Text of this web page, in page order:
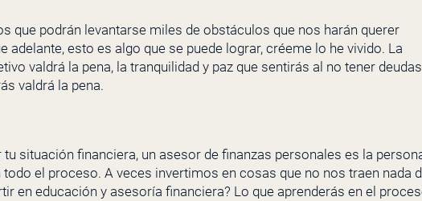
que podrán levantarse miles de obstáculos que nos harán querer
esto es algo que se puede lograr, créeme lo he vivido. La
valdrá la pena, la tranquilidad y paz que sentirás al no tener deudas
valdrá la pena.
situación financiera, un asesor de finanzas personales es la
todo el proceso. A veces invertimos en cosas que no nos traen nada
en educación y asesoría financiera? Lo que aprenderás en el